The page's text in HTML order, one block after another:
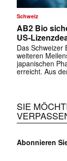
Schweiz
AB2 Bio
US-
Das Schweizer
weiteren
japanischen
erreicht. Aus
SIE
Abonnieren